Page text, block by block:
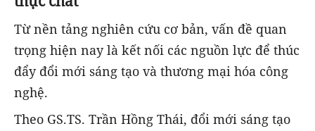
Từ nền tảng nghiên cứu cơ bản, vấn đề quan
trọng hiện nay là kết nối các nguồn lực để thúc
đẩy đổi mới sáng tạo và thương mại hóa công
nghệ.
Theo GS.TS. Trần Hồng Thái, đổi mới sáng tạo